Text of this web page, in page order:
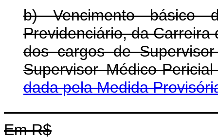
b) Vencimento básico
Previdenciário, da Carreira
dos cargos de
Supervisor Médico-
dada pela Medida
Em R$